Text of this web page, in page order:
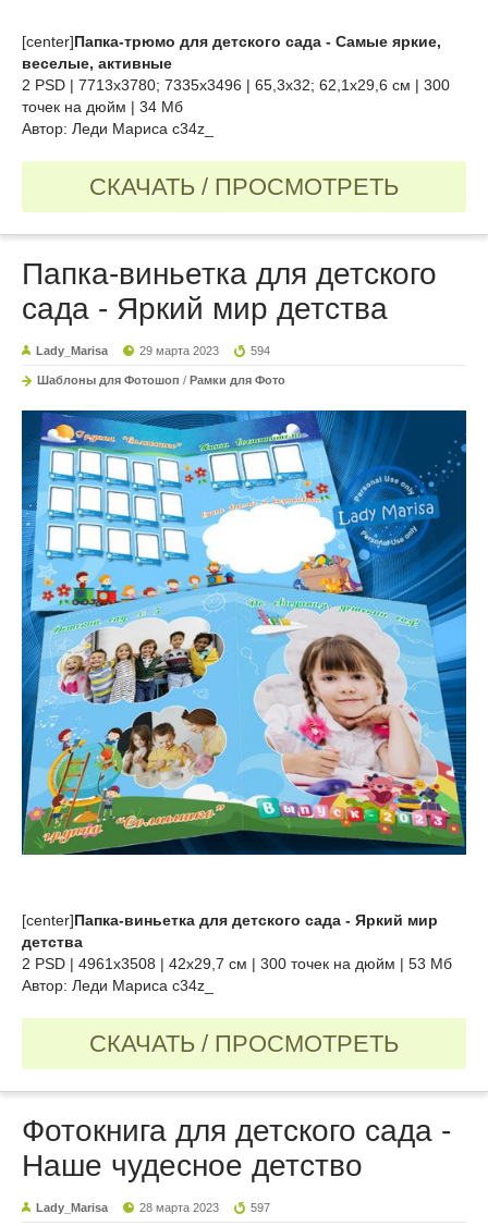
[center]Папка-трюмо для детского сада - Самые яркие,
веселые, активные
2 PSD | 7713х3780; 7335х3496 | 65,3х32; 62,1х29,6 см | 300
точек на дюйм | 34 Мб
Автор: Леди Мариса c34z_
СКАЧАТЬ / ПРОСМОТРЕТЬ
Папка-виньетка для детского
сада - Яркий мир детства
Lady_Marisa 29 марта 2023 594
Шаблоны для Фотошоп / Рамки для Фото
[center]Папка-виньетка для детского сада - Яркий мир
детства
2 PSD | 4961х3508 | 42х29,7 см | 300 точек на дюйм | 53 Мб
Автор: Леди Мариса c34z_
СКАЧАТЬ / ПРОСМОТРЕТЬ
Фотокнига для детского сада -
Наше чудесное детство
Lady_Marisa 28 марта 2023 597